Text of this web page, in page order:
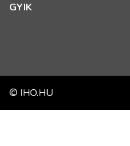
GYIK
© IHO.HU